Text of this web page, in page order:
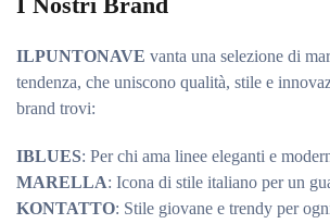
ILPUNTONAVE vanta una selezione di
tendenza, che uniscono qualità, stile e
brand trovi:
IBLUES: Per chi ama linee eleganti e
MARELLA: Icona di stile italiano per un
KONTATTO: Stile giovane e trendy per